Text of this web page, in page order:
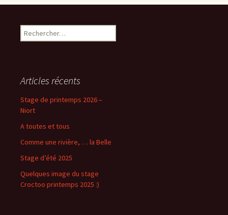
Rechercher :
Articles récents
Stage de printemps 2026 –
Niort
A toutes et tous
Comme une rivière, … la Belle
Stage d’été 2025
Quelques image du stage
Croctoo printemps 2025 :)